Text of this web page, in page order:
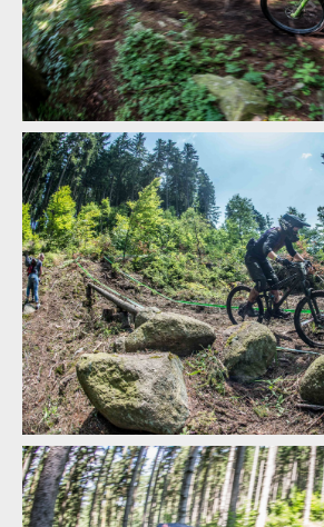
Report: Hardcore Blinduro se loučí s
mu mává Klokan
Report: Hardcore Blinduro se loučí s
mu mává Klokan
Report: Hardcore Blinduro se loučí s
mu mává Klokan